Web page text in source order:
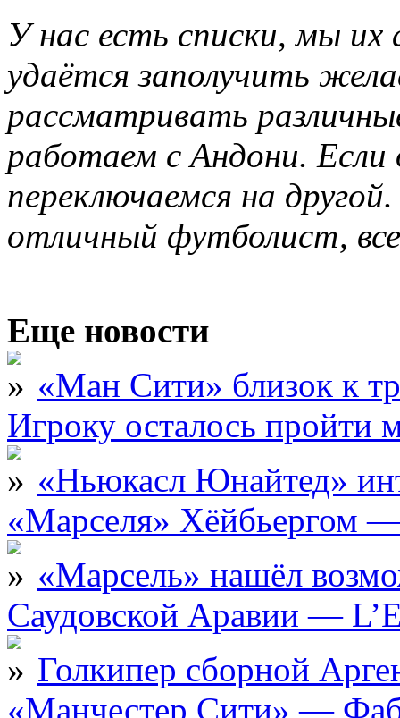
У нас есть списки, мы их
удаётся заполучить
рассматривать
работаем с Андони.
переключаемся на
отличный футболист,
Еще новости
«Ман Сити» близок к
Игроку осталось
«Ньюкасл Юнайтед»
«Марселя» Хёйбьергом
«Марсель» нашёл
Саудовской Аравии —
Голкипер сборной
«Манчестер Сити» —